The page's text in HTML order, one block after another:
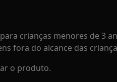
crianças menores de 3
fora do alcance das
o produto.